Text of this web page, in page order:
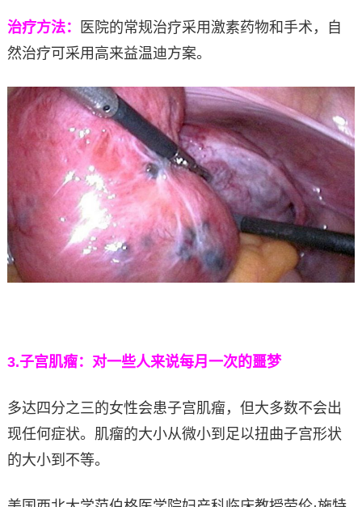
治疗方法：
医院的常规治疗采用激素药物和手术，自
然治疗可采用高来益温迪方案。
3.子宫肌瘤：对一些人来说每月一次的噩梦
多达四分之三的女性会患子宫肌瘤，但大多数不会出
现任何症状。肌瘤的大小从微小到足以扭曲子宫形状
的大小到不等。